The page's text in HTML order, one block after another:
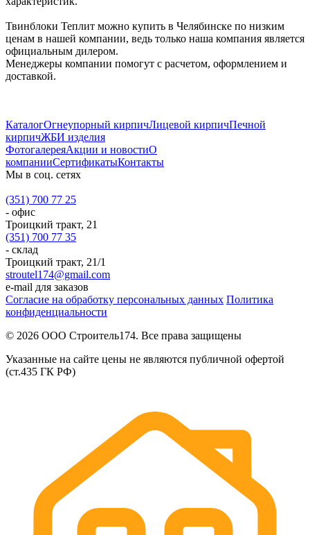
Твинблоки Теплит можно купить в Челябинске по низким
ценам в нашей компании, ведь только наша компания является
официальным дилером.
Менеджеры компании помогут с расчетом, оформлением и
доставкой.
КаталогОгнеупорный кирпичЛицевой кирпичПечной
кирпичЖБИ изделия
ФотогалереяАкции и новостиО
компанииСертификатыКонтакты
Мы в соц. сетях
(351) 700 77 25
- офис
Троицкий тракт, 21
(351) 700 77 35
- склад
Троицкий тракт, 21/1
stroutel174@gmail.com
e-mail для заказов
Согласие на обработку персональных данных Политика
конфиденциальности
© 2026 ООО Строитель174. Все права защищены
Указанные на сайте цены не являются публичной офертой
(ст.435 ГК РФ)